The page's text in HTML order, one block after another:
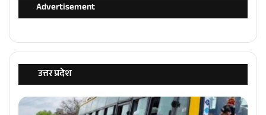
Advertisement
उत्तर प्रदेश